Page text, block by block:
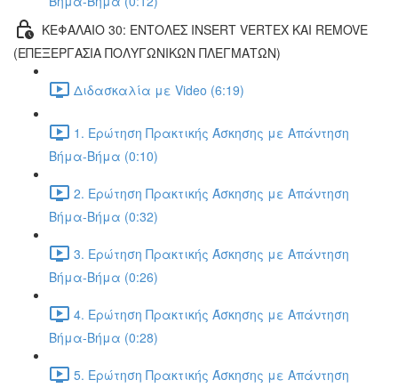
ΚΕΦΑΛΑΙΟ 30: ΕΝΤΟΛΕΣ INSERT VERTEX ΚΑΙ REMOVE
(ΕΠΕΞΕΡΓΑΣΙΑ ΠΟΛΥΓΩΝΙΚΩΝ ΠΛΕΓΜΑΤΩΝ)
Διδασκαλία με Video (6:19)
1. Ερώτηση Πρακτικής Άσκησης με Απάντηση
Βήμα-Βήμα (0:10)
2. Ερώτηση Πρακτικής Άσκησης με Απάντηση
Βήμα-Βήμα (0:32)
3. Ερώτηση Πρακτικής Άσκησης με Απάντηση
Βήμα-Βήμα (0:26)
4. Ερώτηση Πρακτικής Άσκησης με Απάντηση
Βήμα-Βήμα (0:28)
5. Ερώτηση Πρακτικής Άσκησης με Απάντηση